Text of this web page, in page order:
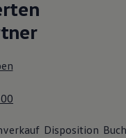
Disposition